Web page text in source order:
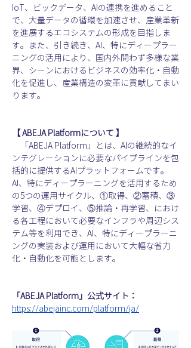
IoT、ビックデータ、AIの連携を進めること
で、大量データの循環を加速させ、産業革新
を進展するエコシステムの形成を目指しま
す。また、引き続き、AI、特にディープラー
ニングの活用により、国内外問わず多様な業
界、シーンにおけるビジネスの効率化・自動
化を促進し、産業構造の変革に貢献してまい
ります。
【 ABEJA Platformについて 】
「ABEJA Platform」とは、AIの継続的なイ
ンテグレーションに必要なパイプラインを包
括的に提供するAIプラットフォームです。
AI、特にディープラーニングを活用するため
の5つの運用サイクル、①取得、②蓄積、③
学習、④デプロイ、⑤推論・再学習、におけ
る各工程において必要なインフラや周辺シス
テム等を利用でき、AI、特にディープラーニ
ングの実装および運用において大幅な省力
化・自動化を可能とします。
「ABEJA Platform」公式サイト：
https://abejainc.com/platform/ja/